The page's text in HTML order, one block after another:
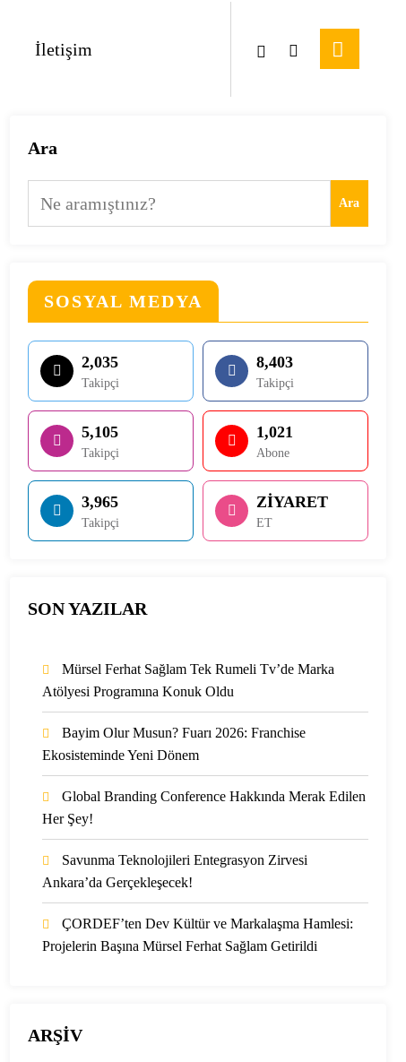
İletişim
Ara
Ara
SOSYAL MEDYA
2,035
Takipçi
8,403
Takipçi
5,105
Takipçi
1,021
Abone
3,965
Takipçi
ZİYARET
ET
SON YAZILAR
Mürsel Ferhat Sağlam Tek Rumeli Tv’de Marka
Atölyesi Programına Konuk Oldu
Bayim Olur Musun? Fuarı 2026: Franchise
Ekosisteminde Yeni Dönem
Global Branding Conference Hakkında Merak Edilen
Her Şey!
Savunma Teknolojileri Entegrasyon Zirvesi
Ankara’da Gerçekleşecek!
ÇORDEF’ten Dev Kültür ve Markalaşma Hamlesi:
Projelerin Başına Mürsel Ferhat Sağlam Getirildi
ARŞİV